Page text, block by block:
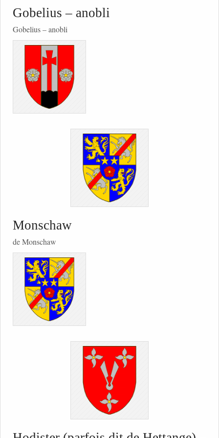
Gobelius – anobli
Gobelius – anobli
Monschaw
de Monschaw